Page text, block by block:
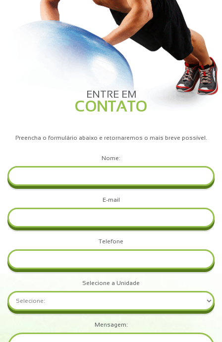
ENTRE EM
CONTATO
Preencha o formulário abaixo e retornaremos o mais breve possível.
Nome:
E-mail
Telefone
Selecione a Unidade
Mensagem: